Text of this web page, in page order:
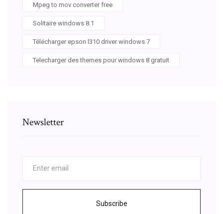
Mpeg to mov converter free
Solitaire windows 8.1
Télécharger epson l310 driver windows 7
Telecharger des themes pour windows 8 gratuit
Newsletter
Subscribe